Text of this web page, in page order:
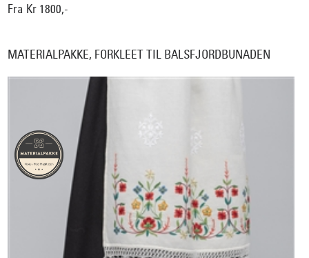
Fra Kr 1800,-
MATERIALPAKKE, FORKLEET TIL BALSFJORDBUNADEN